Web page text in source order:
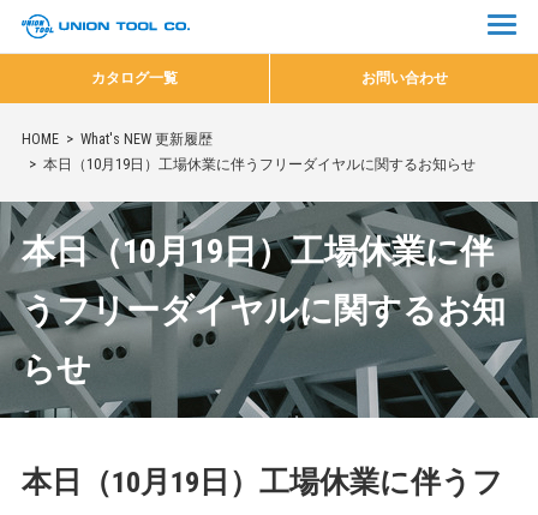
カタログ一覧 お問い合わせ
HOME
What's NEW 更新履歴
本日（10月19日）工場休業に伴うフリーダイヤルに関するお知らせ
本日（10月19日）工場休業に伴
うフリーダイヤルに関するお知
らせ
本日（10月19日）工場休業に伴うフ